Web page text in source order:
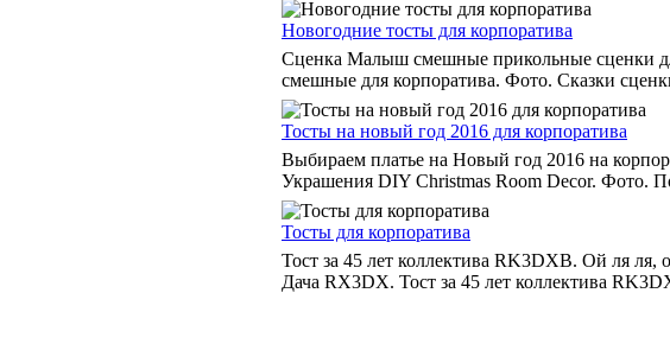
Новогодние тосты для корпоратива
Сценка Малыш смешные прикольные сценки
смешные для корпоратива. Фото. Сказки
Тосты на новый год 2016 для корпоратива
Выбираем платье на Новый год 2016 на
Украшения DIY Christmas Room Decor. Фото.
Тосты для корпоратива
Тост за 45 лет коллектива RK3DXB. Ой ля
Дача RX3DX. Тост за 45 лет коллектива